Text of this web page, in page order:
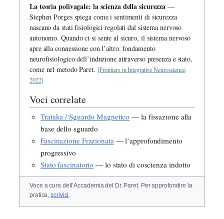
La teoria polivagale: la scienza della sicurezza —
Stephen Porges spiega come i sentimenti di sicurezza
nascano da stati fisiologici regolati dal sistema nervoso
autonomo. Quando ci si sente al sicuro, il sistema nervoso
apre alla connessione con l’altro: fondamento
neurofisiologico dell’induzione attraverso presenza e stato,
come nel metodo Paret. [Frontiers in Integrative Neuroscience,
2022]
Voci correlate
Trataka / Sguardo Magnetico — la fissazione alla
base dello sguardo
Fascinazione Frazionata — l’approfondimento
progressivo
Stato fascinatorio — lo stato di coscienza indotto
Voce a cura dell’Accademia del Dr. Paret. Per approfondire la
pratica,scrivici